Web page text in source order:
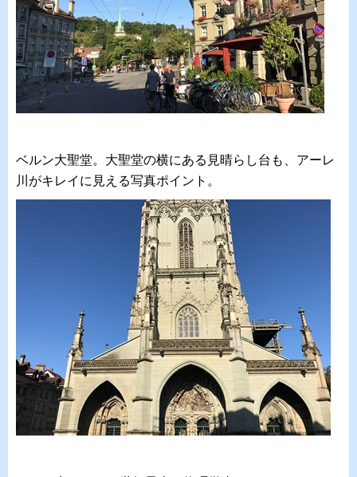
ベルン大聖堂。大聖堂の横にある見晴らし台も、アーレ
川がキレイに見える写真ポイント。